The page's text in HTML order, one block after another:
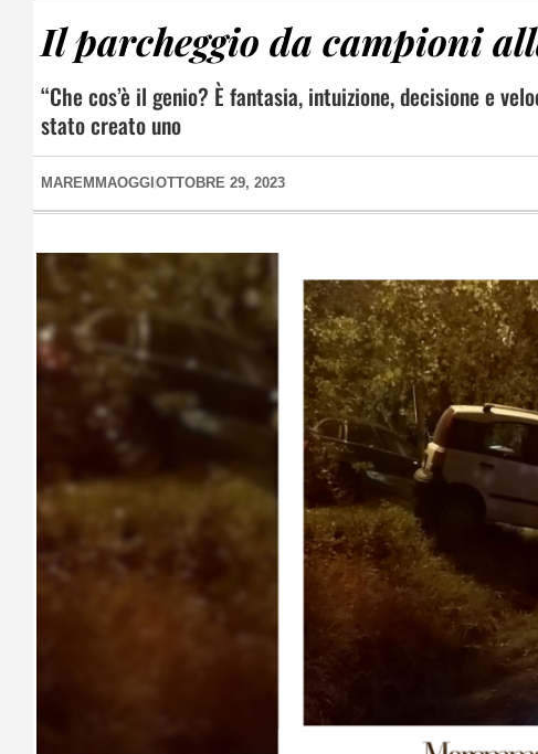
Il parcheggio da campioni
“Che cos’è il genio? È fantasia, intuizione, decisione e
stato creato uno
MAREMMAOGGI OTTOBRE 29, 2023